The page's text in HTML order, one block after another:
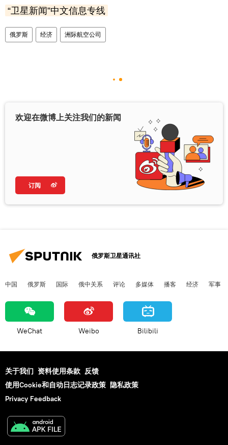
“卫星新闻”中文信息专线
俄罗斯 经济 洲际航空公司
欢迎在微博上关注我们的新闻
订阅
俄罗斯卫星通讯社
中国 俄罗斯 国际 俄中关系 评论 多媒体 播客 经济 军事
WeChat Weibo Bilibili
关于我们 资料使用条款 反馈
使用Cookie和自动日志记录政策 隐私政策
Privacy Feedback